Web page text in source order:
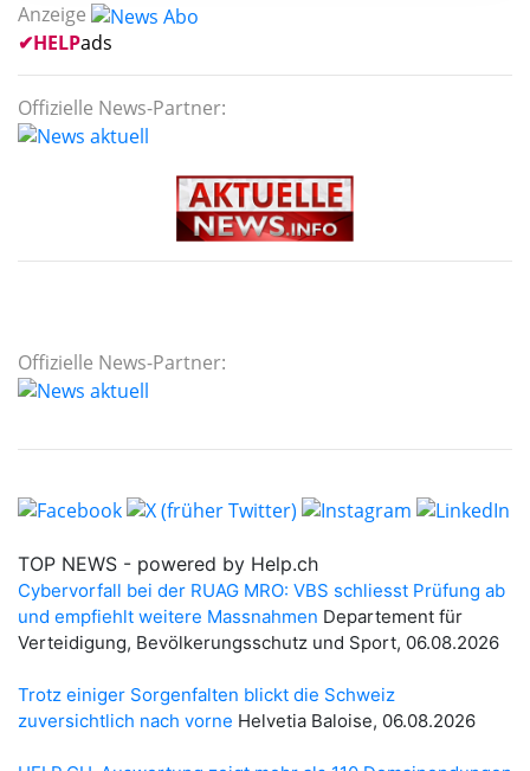
Anzeige
✔HELPads
Offizielle News-Partner:
Offizielle News-Partner: